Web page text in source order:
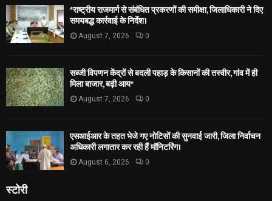
*राष्ट्रीय राजमार्ग से संबंधित प्रकरणों की समीक्षा, जिलाधिकारी ने दिए
समयबद्ध कार्रवाई के निर्देश।
August 7, 2026 0
सब्जी विपणन केंद्रों से बदली पहाड़ के किसानों की तस्वीर, गांव में ही
मिला बाजार, बढ़ी आय*
August 7, 2026 0
एसआईआर के तहत भेजे गए नोटिसों की सुनवाई जारी, जिला निर्वाचन
अधिकारी लगातार कर रही हैं मॉनिटरिंग।
August 6, 2026 0
स्टोरी